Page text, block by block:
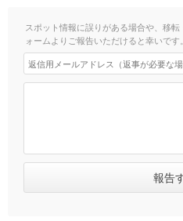
スポット情報に誤りがある場合や、移
ォームよりご報告いただけると幸いです。